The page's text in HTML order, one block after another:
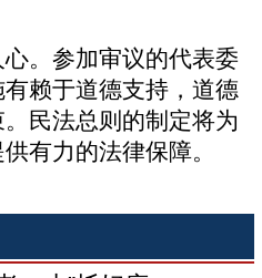
。参加审议的代表委
赖于道德支持，道德
民法总则的制定将为
有力的法律保障。